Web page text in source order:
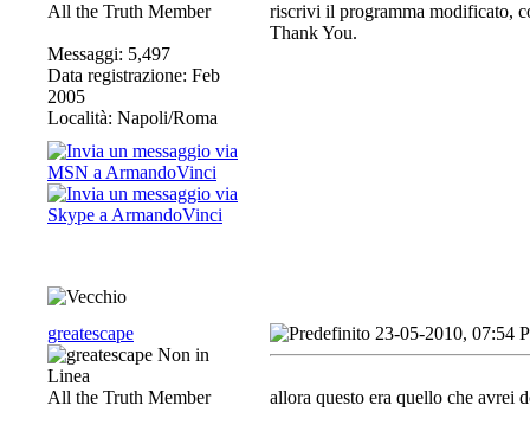
All the Truth Member
Messaggi: 5,497
Data registrazione: Feb
2005
Località: Napoli/Roma
riscrivi il programma modificato,
Thank You.
greatescape
All the Truth Member
23-05-2010, 07:54
allora questo era quello che avrei